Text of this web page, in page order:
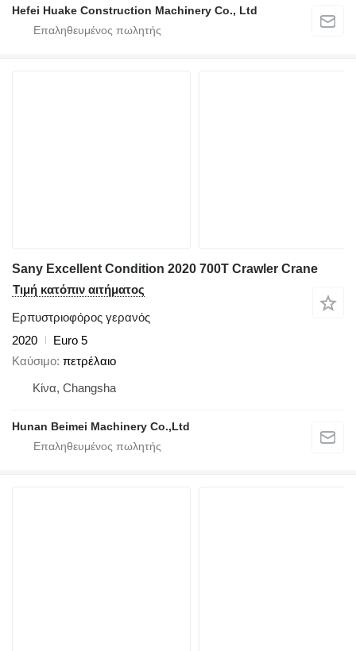
Hefei Huake Construction Machinery Co., Ltd
Sany Excellent Condition 2020 700T Crawler Crane
Τιμή κατόπιν αιτήματος
Ερπυστριοφόρος γερανός
2020
Euro 5
Καύσιμο πετρέλαιο
Κίνα, Changsha
Hunan Beimei Machinery Co.,Ltd